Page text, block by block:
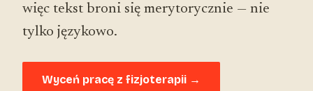
więc tekst broni się merytorycznie — nie
tylko językowo.
Wyceń pracę z fizjoterapii →